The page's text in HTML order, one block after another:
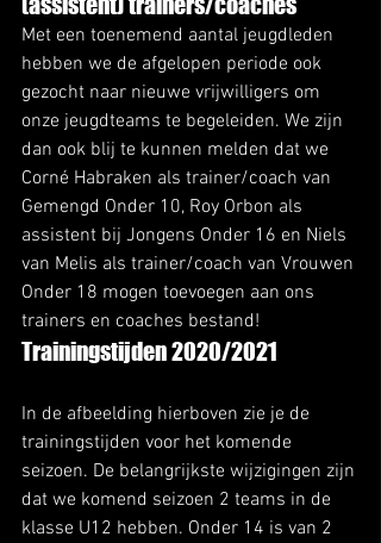
Met een toenemend aantal jeugdleden
hebben we de afgelopen periode ook
gezocht naar nieuwe vrijwilligers om
onze jeugdteams te begeleiden. We zijn
dan ook blij te kunnen melden dat we
Corné Habraken als trainer/coach van
Gemengd Onder 10, Roy Orbon als
assistent bij Jongens Onder 16 en Niels
van Melis als trainer/coach van Vrouwen
Onder 18 mogen toevoegen aan ons
trainers en coaches bestand!
Trainingstijden 2020/2021
In de afbeelding hierboven zie je de
trainingstijden voor het komende
seizoen. De belangrijkste wijzigingen zijn
dat we komend seizoen 2 teams in de
klasse U12 hebben. Onder 14 is van 2